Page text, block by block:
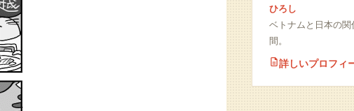
ひろし
ベトナムと日本の
間。
詳しいプロフィ